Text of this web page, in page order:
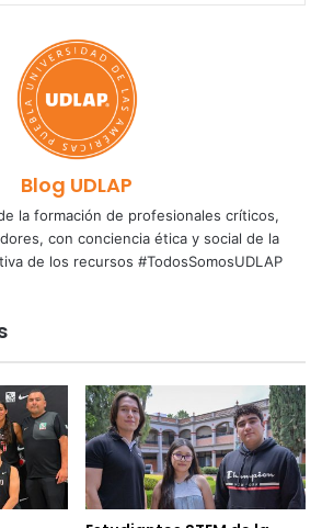
Blog UDLAP
la formación de profesionales críticos,
con conciencia ética y social de la
de los recursos #TodosSomosUDLAP